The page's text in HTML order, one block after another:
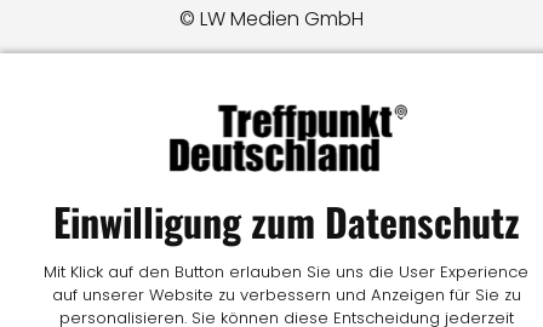
© LW Medien GmbH
Einwilligung zum Datenschutz
Mit Klick auf den Button erlauben Sie uns die User Experience
auf unserer Website zu verbessern und Anzeigen für Sie zu
personalisieren. Sie können diese Entscheidung jederzeit